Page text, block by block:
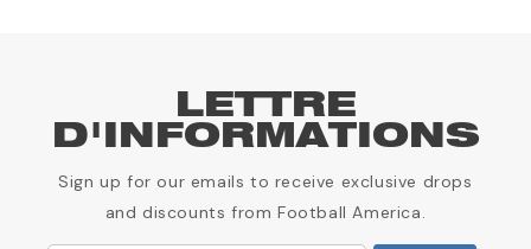
LETTRE
D'INFORMATIONS
Sign up for our emails to receive exclusive drops
and discounts from Football America.